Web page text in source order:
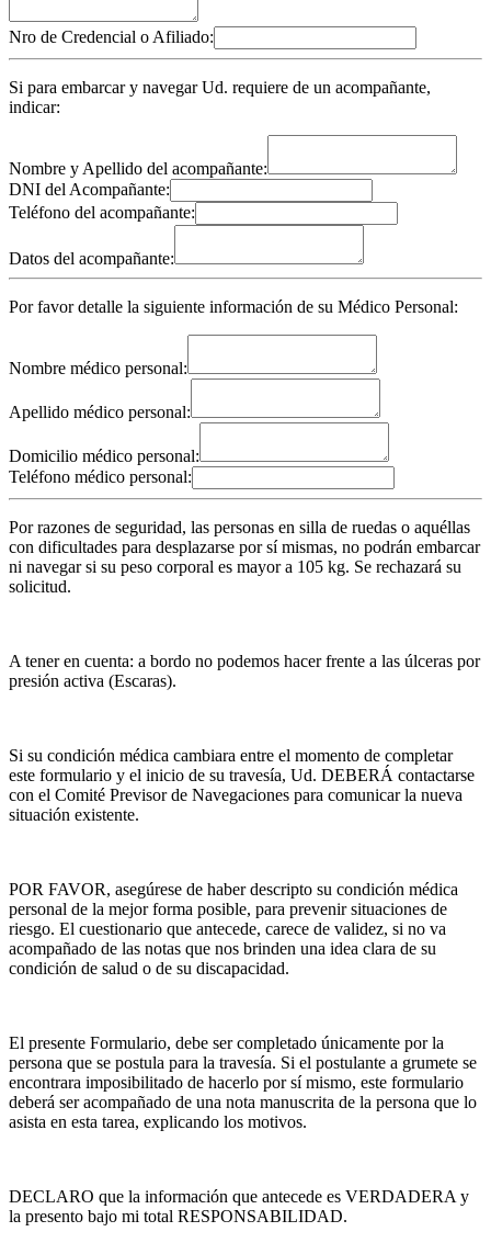
Nro de Credencial o Afiliado:
Si para embarcar y navegar Ud. requiere de un acompañante,
indicar:
Nombre y Apellido del acompañante:
DNI del Acompañante:
Teléfono del acompañante:
Datos del acompañante:
Por favor detalle la siguiente información de su Médico Personal:
Nombre médico personal:
Apellido médico personal:
Domicilio médico personal:
Teléfono médico personal:
Por razones de seguridad, las personas en silla de ruedas o aquéllas
con dificultades para desplazarse por sí mismas, no podrán embarcar
ni navegar si su peso corporal es mayor a 105 kg. Se rechazará su
solicitud.
A tener en cuenta: a bordo no podemos hacer frente a las úlceras por
presión activa (Escaras).
Si su condición médica cambiara entre el momento de completar
este formulario y el inicio de su travesía, Ud. DEBERÁ contactarse
con el Comité Previsor de Navegaciones para comunicar la nueva
situación existente.
POR FAVOR, asegúrese de haber descripto su condición médica
personal de la mejor forma posible, para prevenir situaciones de
riesgo. El cuestionario que antecede, carece de validez, si no va
acompañado de las notas que nos brinden una idea clara de su
condición de salud o de su discapacidad.
El presente Formulario, debe ser completado únicamente por la
persona que se postula para la travesía. Si el postulante a grumete se
encontrara imposibilitado de hacerlo por sí mismo, este formulario
deberá ser acompañado de una nota manuscrita de la persona que lo
asista en esta tarea, explicando los motivos.
DECLARO que la información que antecede es VERDADERA y
la presento bajo mi total RESPONSABILIDAD.